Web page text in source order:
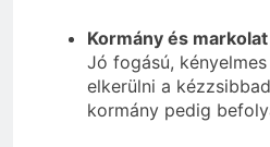
Kormány és markolat
Jó fogású,
elkerülni a
kormány pedig